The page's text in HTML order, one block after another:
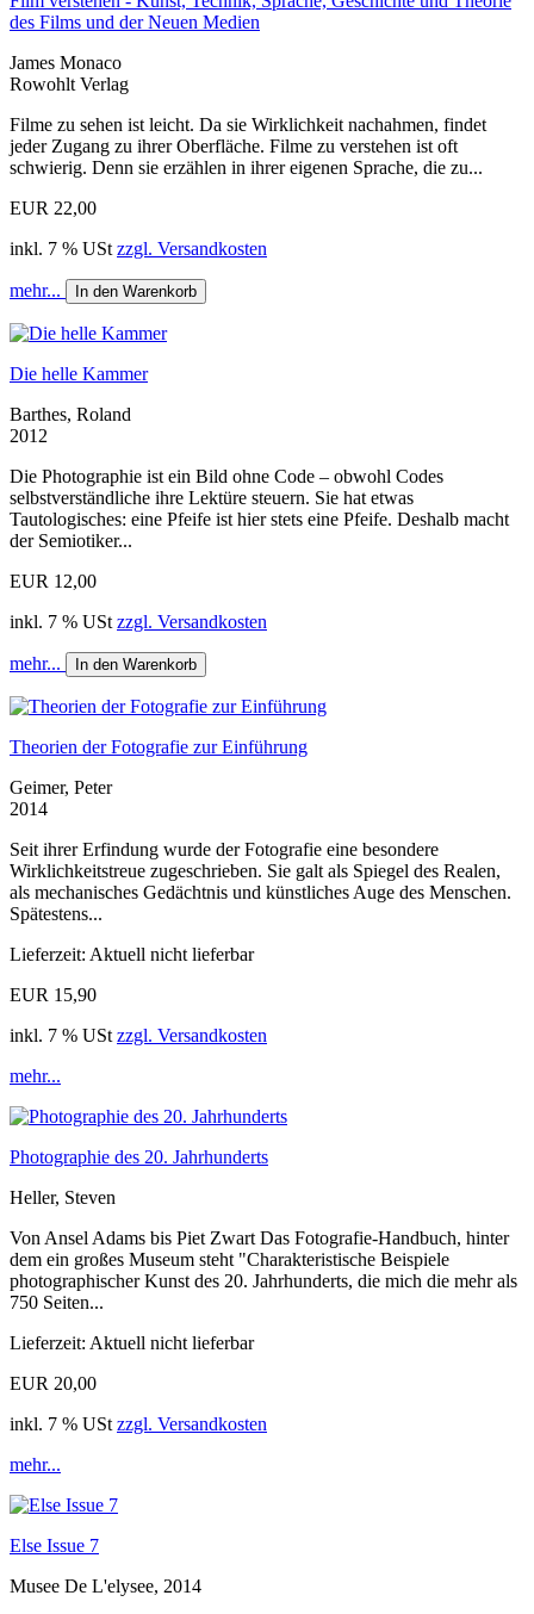
des Films und der Neuen Medien
James Monaco
Rowohlt Verlag
Filme zu sehen ist leicht. Da sie Wirklichkeit nachahmen, findet
jeder Zugang zu ihrer Oberfläche. Filme zu verstehen ist oft
schwierig. Denn sie erzählen in ihrer eigenen Sprache, die zu...
EUR 22,00
inkl. 7 % USt zzgl. Versandkosten
mehr... In den Warenkorb
Die helle Kammer
Barthes, Roland
2012
Die Photographie ist ein Bild ohne Code – obwohl Codes
selbstverständliche ihre Lektüre steuern. Sie hat etwas
Tautologisches: eine Pfeife ist hier stets eine Pfeife. Deshalb macht
der Semiotiker...
EUR 12,00
inkl. 7 % USt zzgl. Versandkosten
mehr... In den Warenkorb
Theorien der Fotografie zur Einführung
Geimer, Peter
2014
Seit ihrer Erfindung wurde der Fotografie eine besondere
Wirklichkeitstreue zugeschrieben. Sie galt als Spiegel des Realen,
als mechanisches Gedächtnis und künstliches Auge des Menschen.
Spätestens...
Lieferzeit: Aktuell nicht lieferbar
EUR 15,90
inkl. 7 % USt zzgl. Versandkosten
mehr...
Photographie des 20. Jahrhunderts
Heller, Steven
Von Ansel Adams bis Piet Zwart Das Fotografie-Handbuch, hinter
dem ein großes Museum steht "Charakteristische Beispiele
photographischer Kunst des 20. Jahrhunderts, die mich die mehr als
750 Seiten...
Lieferzeit: Aktuell nicht lieferbar
EUR 20,00
inkl. 7 % USt zzgl. Versandkosten
mehr...
Else Issue 7
Musee De L'elysee, 2014